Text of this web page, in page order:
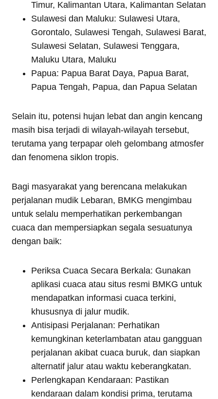
Timur, Kalimantan Utara, Kalimantan Selatan
Sulawesi dan Maluku: Sulawesi Utara,
Gorontalo, Sulawesi Tengah, Sulawesi Barat,
Sulawesi Selatan, Sulawesi Tenggara,
Maluku Utara, Maluku
Papua: Papua Barat Daya, Papua Barat,
Papua Tengah, Papua, dan Papua Selatan
Selain itu, potensi hujan lebat dan angin kencang
masih bisa terjadi di wilayah-wilayah tersebut,
terutama yang terpapar oleh gelombang atmosfer
dan fenomena siklon tropis.
Bagi masyarakat yang berencana melakukan
perjalanan mudik Lebaran, BMKG mengimbau
untuk selalu memperhatikan perkembangan
cuaca dan mempersiapkan segala sesuatunya
dengan baik:
Periksa Cuaca Secara Berkala: Gunakan
aplikasi cuaca atau situs resmi BMKG untuk
mendapatkan informasi cuaca terkini,
khususnya di jalur mudik.
Antisipasi Perjalanan: Perhatikan
kemungkinan keterlambatan atau gangguan
perjalanan akibat cuaca buruk, dan siapkan
alternatif jalur atau waktu keberangkatan.
Perlengkapan Kendaraan: Pastikan
kendaraan dalam kondisi prima, terutama